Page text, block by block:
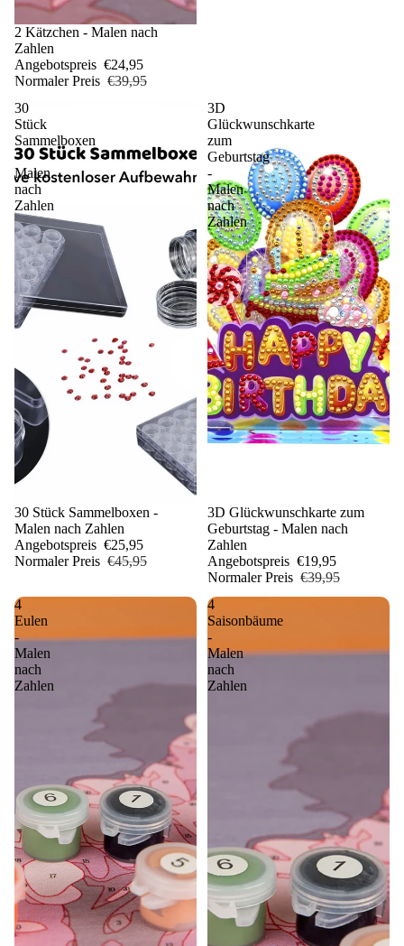
Sale
2 Kätzchen - Malen nach
Zahlen
Angebotspreis €24,95
Normaler Preis €39,95
30
Stück
Sammelboxen
-
Malen
nach
Zahlen
Sale
30 Stück Sammelboxen -
Malen nach Zahlen
Angebotspreis €25,95
Normaler Preis €45,95
3D
Glückwunschkarte
zum
Geburtstag
-
Malen
nach
Zahlen
Sale
3D Glückwunschkarte zum
Geburtstag - Malen nach
Zahlen
Angebotspreis €19,95
Normaler Preis €39,95
4
Eulen
-
Malen
nach
Zahlen
4
Saisonbäume
-
Malen
nach
Zahlen